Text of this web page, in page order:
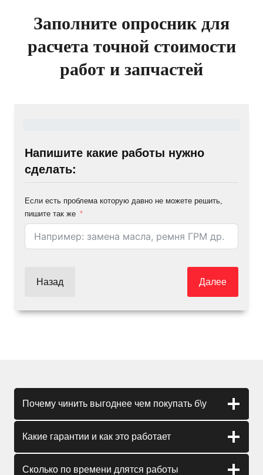
Заполните опросник для
расчета точной стоимости
работ и запчастей
Напишите какие работы нужно
сделать:
Если есть проблема которую давно не можете решить,
пишите так же
Назад Далее
Почему чинить выгоднее чем покупать б\у
Какие гарантии и как это работает
Сколько по времени длятся работы